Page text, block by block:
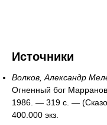
Источники
Волков, Александр
Огненный бог
1986. — 319 с. —
400.000 экз